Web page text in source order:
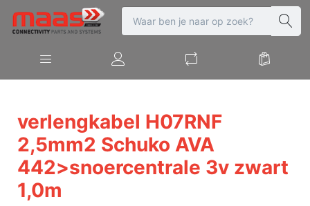
verlengkabel H07RNF
2,5mm2 Schuko AVA
442>snoercentrale 3v zwart
1,0m